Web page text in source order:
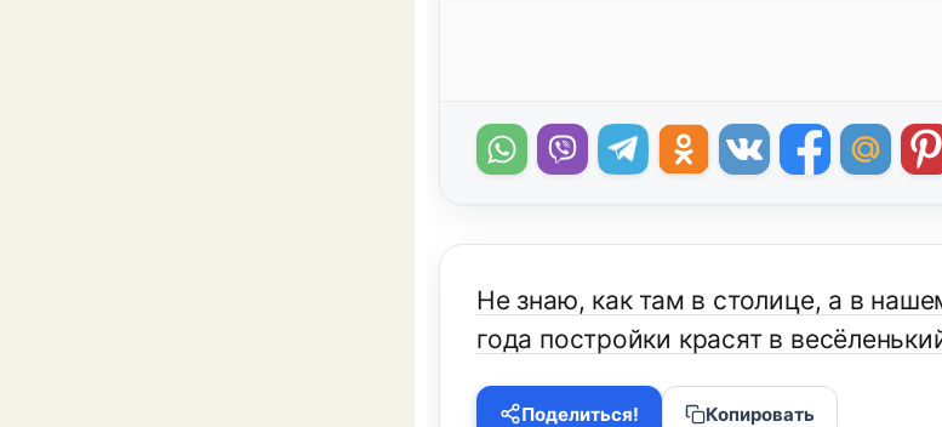
Не знаю, как там в столице, а в
года постройки красят в
Поделиться! Копировать